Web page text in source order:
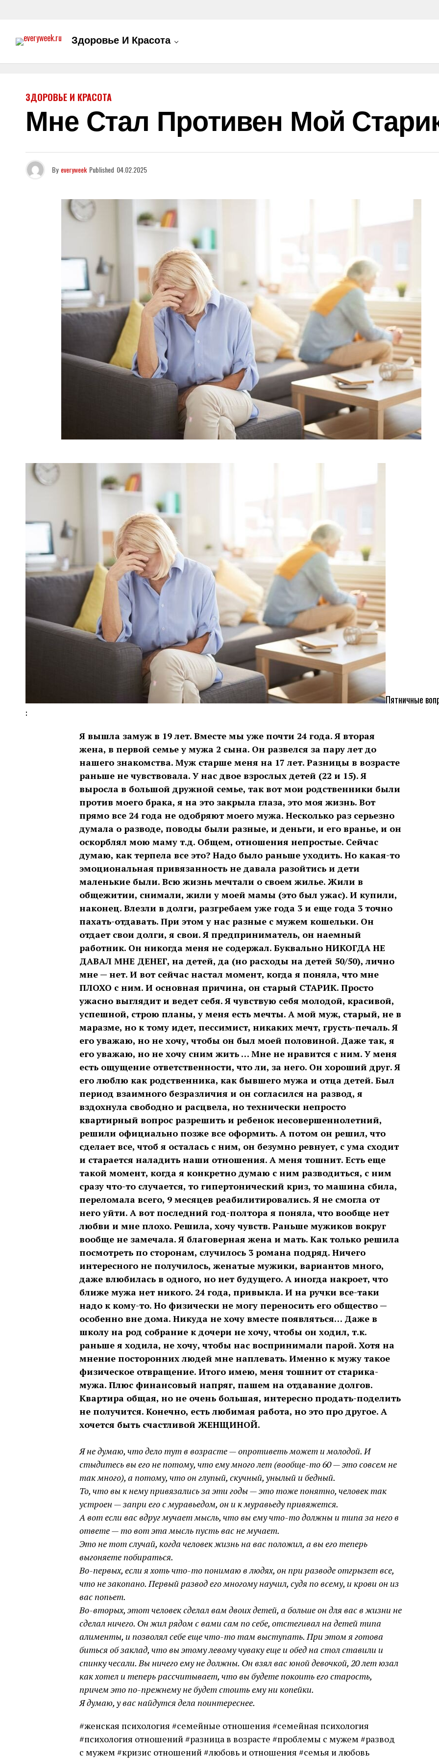
Здоровье И Красота
ЗДОРОВЬЕ И КРАСОТА
Мне Стал Противен Мой
By everyweek Published 04.02.2025
Пятничные
:
Я вышла замуж в 19 лет. Вместе мы уже почти 24 года. Я вторая
жена, в первой семье у мужа 2 сына. Он развелся за пару лет до
нашего знакомства. Муж старше меня на 17 лет. Разницы в возрасте
раньше не чувствовала. У нас двое взрослых детей (22 и 15). Я
выросла в большой дружной семье, так вот мои родственники были
против моего брака, я на это закрыла глаза, это моя жизнь. Вот
прямо все 24 года не одобряют моего мужа. Несколько раз серьезно
думала о разводе, поводы были разные, и деньги, и его вранье, и он
оскорблял мою маму т.д. Общем, отношения непростые. Сейчас
думаю, как терпела все это? Надо было раньше уходить. Но какая-то
эмоциональная привязанность не давала разойтись и дети
маленькие были. Всю жизнь мечтали о своем жилье. Жили в
общежитии, снимали, жили у моей мамы (это был ужас). И купили,
наконец. Влезли в долги, разгребаем уже года 3 и еще года 3 точно
пахать-отдавать. При этом у нас разные с мужем кошельки. Он
отдает свои долги, я свои. Я предприниматель, он наемный
работник. Он никогда меня не содержал. Буквально НИКОГДА НЕ
ДАВАЛ МНЕ ДЕНЕГ, на детей, да (но расходы на детей 50/50), лично
мне — нет. И вот сейчас настал момент, когда я поняла, что мне
ПЛОХО с ним. И основная причина, он старый СТАРИК. Просто
ужасно выглядит и ведет себя. Я чувствую себя молодой, красивой,
успешной, строю планы, у меня есть мечты. А мой муж, старый, не в
маразме, но к тому идет, пессимист, никаких мечт, грусть-печаль. Я
его уважаю, но не хочу, чтобы он был моей половиной. Даже так, я
его уважаю, но не хочу сним жить … Мне не нравится с ним. У меня
есть ощущение ответственности, что ли, за него. Он хороший друг. Я
его люблю как родственника, как бывшего мужа и отца детей. Был
период взаимного безразличия и он согласился на развод, я
вздохнула свободно и расцвела, но технически непросто
квартирный вопрос разрешить и ребенок несовершеннолетний,
решили официально позже все оформить. А потом он решил, что
сделает все, чтоб я осталась с ним, он безумно ревнует, с ума сходит
и старается наладить наши отношения. А меня тошнит. Есть еще
такой момент, когда я конкретно думаю с ним разводиться, с ним
сразу что-то случается, то гипертонический криз, то машина сбила,
переломала всего, 9 месяцев реабилитировались. Я не смогла от
него уйти. А вот последний год-полтора я поняла, что вообще нет
любви и мне плохо. Решила, хочу чувств. Раньше мужиков вокруг
вообще не замечала. Я благоверная жена и мать. Как только решила
посмотреть по сторонам, случилось 3 романа подряд. Ничего
интересного не получилось, женатые мужики, вариантов много,
даже влюбилась в одного, но нет будущего. А иногда накроет, что
ближе мужа нет никого. 24 года, привыкла. И на ручки все-таки
надо к кому-то. Но физически не могу переносить его общество —
особенно вне дома. Никуда не хочу вместе появляться… Даже в
школу на род собрание к дочери не хочу, чтобы он ходил, т.к.
раньше я ходила, не хочу, чтобы нас воспринимали парой. Хотя на
мнение посторонних людей мне наплевать. Именно к мужу такое
физическое отвращение. Итого имею, меня тошнит от старика-
мужа. Плюс финансовый напряг, пашем на отдавание долгов.
Квартира общая, но не очень большая, интересно продать-поделить
не получится. Конечно, есть любимая работа, но это про другое. А
хочется быть счастливой ЖЕНЩИНОЙ.
Я не думаю, что дело тут в возрасте — опротиветь может и молодой. И
стыдитесь вы его не потому, что ему много лет (вообще-то 60 — это совсем не
так много), а потому, что он глупый, скучный, унылый и бедный.
То, что вы к нему привязались за эти годы — это тоже понятно, человек так
устроен — запри его с муравьедом, он и к муравьеду привяжется.
А вот если вас вдруг мучает мысль, что вы ему что-то должны и типа за него в
ответе — то вот эта мысль пусть вас не мучает.
Это не тот случай, когда человек жизнь на вас положил, а вы его теперь
выгоняете побираться.
Во-первых, если я хоть что-то понимаю в людях, он при разводе отгрызет все,
что не закопано. Первый развод его многому научил, судя по всему, и крови он из
вас попьет.
Во-вторых, этот человек сделал вам двоих детей, а больше он для вас в жизни не
сделал ничего. Он жил рядом с вами сам по себе, отстегивал на детей типа
алименты, и позволял себе еще что-то там выступать. При этом я готова
биться об заклад, что вы этому левому чуваку еще и обед на стол ставили и
спинку чесали. Вы ничего ему не должны. Он взял вас юной девочкой, 20 лет юзал
как хотел и теперь рассчитывает, что вы будете покоить его старость,
причем это по-прежнему не будет стоить ему ни копейки.
Я думаю, у вас найдутся дела поинтереснее.
#женская психология #семейные отношения #семейная психология
#психология отношений #разница в возрасте #проблемы с мужем #развод
с мужем #кризис отношений #любовь и отношения #семья и любовь